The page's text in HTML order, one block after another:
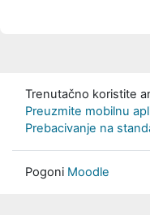
Trenutačno koristite
Preuzmite mobilnu
Prebacivanje na
Pogoni Moodle